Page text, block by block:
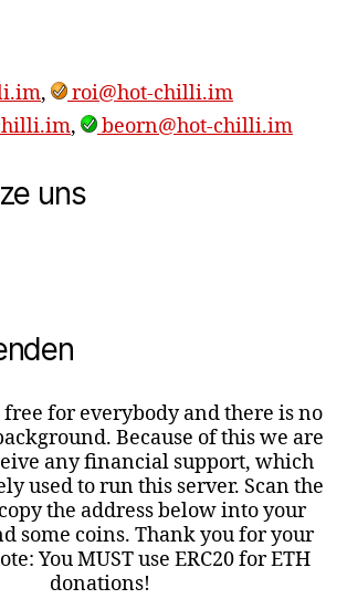
,
roi@hot-chilli.im
, beorn@hot-chilli.im
uns
free for everybody and there is no
Because of this we are
any financial support, which
used to run this server. Scan the
the address below into your
some coins. Thank you for your
You MUST use ERC20 for ETH
donations!